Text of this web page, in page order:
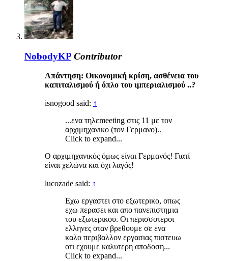
NobodyKP Contributor
Απάντηση: Οικονομική κρίση, ασθένεια του
καπιταλισμού ή όπλο του ιμπεριαλισμού ..?
isnogood said: ↑
...ενα τηλεmeeting στις 11 με τον
αρχιμηχανικο (τον Γερμανο)..
Click to expand...
Ο αρχιμηχανικός όμως είναι Γερμανός! Γιατί
είναι χελώνα και όχι λαγός!
lucozade said: ↑
Εχω εργαστει στο εξωτερικο, οπως
εχω περασει και απο πανεπιστημια
του εξωτερικου. Οι περισσοτεροι
ελληνες οταν βρεθουμε σε ενα
καλο περιβαλλον εργασιας πιστευω
οτι εχουμε καλυτερη αποδοση...
Click to expand...